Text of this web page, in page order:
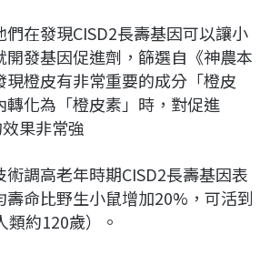
在發現CISD2長壽基因可以讓小
開發基因促進劑，篩選自《神農本
現橙皮有非常重要的成分「橙皮
轉化為「橙皮素」時，對促進
果非常強
術調高老年時期CISD2長壽基因表
壽命比野生小鼠增加20%，可活到
類約120歲）。